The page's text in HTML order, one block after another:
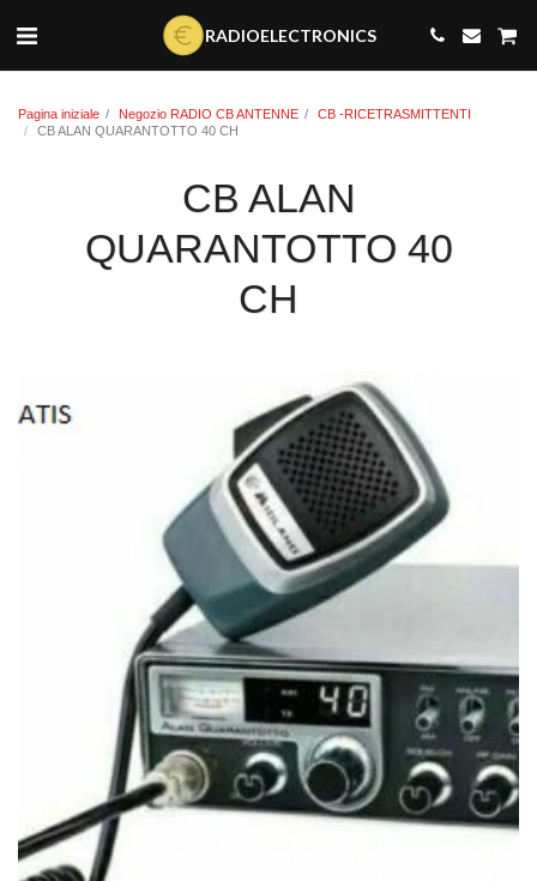
Data Key 3gradioelectronics: dk_BEmxNgAQrpLKnSUgXNlQ
RADIOELECTRONICS
Pagina iniziale Negozio RADIO CB ANTENNE
CB -RICETRASMITTENTI
CB ALAN QUARANTOTTO 40 CH
CB ALAN
QUARANTOTTO 40
CH